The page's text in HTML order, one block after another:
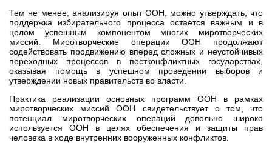
Тем не менее, анализируя опыт ООН, можно утверждать, что
поддержка избирательного процесса остается важным и в
целом успешным компонентом многих миротворческих
миссий. Миротворческие операции ООН продолжают
содействовать продвижению вперед сложных и неустойчивых
переходных процессов в постконфликтных государствах,
оказывая помощь в успешном проведении выборов и
утверждении новых правительств во власти.
Практика реализации основных программ ООН в рамках
миротворческих миссий ООН свидетельствует о том, что
потенциал миротворческих операций довольно широко
используется ООН в целях обеспечения и защиты прав
человека в ходе внутренних вооруженных конфликтов.